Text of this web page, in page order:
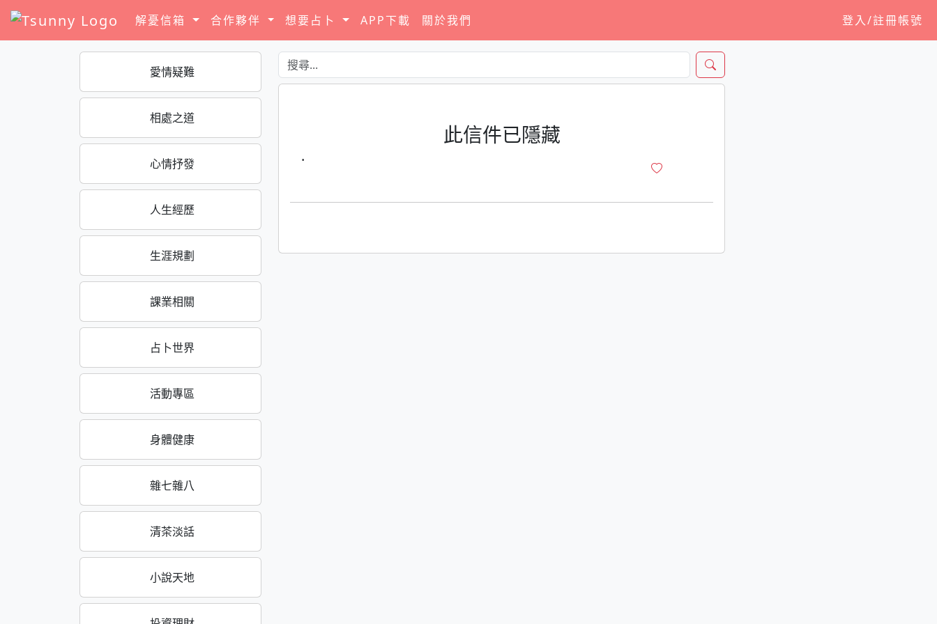
解憂信箱 合作夥伴 想要占卜 APP下載 關於我們 登入/註冊帳號
愛情疑難
相處之道
心情抒發
人生經歷
生涯規劃
課業相關
占卜世界
活動專區
身體健康
雜七雜八
清茶淡話
小說天地
此信件已隱藏
·